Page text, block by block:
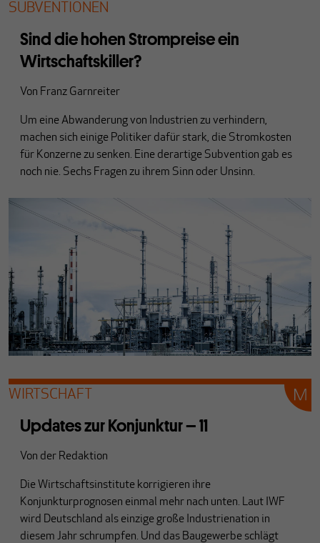
SUBVENTIONEN
Sind die hohen Strompreise ein
Wirtschaftskiller?
Von Franz Garnreiter
Um eine Abwanderung von Industrien zu verhindern,
machen sich einige Politiker dafür stark, die Stromkosten
für Konzerne zu senken. Eine derartige Subvention gab es
noch nie. Sechs Fragen zu ihrem Sinn oder Unsinn.
WIRTSCHAFT
Updates zur Konjunktur – 11
Von der Redaktion
Die Wirtschaftsinstitute korrigieren ihre
Konjunkturprognosen einmal mehr nach unten. Laut IWF
wird Deutschland als einzige große Industrienation in
diesem Jahr schrumpfen. Und das Baugewerbe schlägt